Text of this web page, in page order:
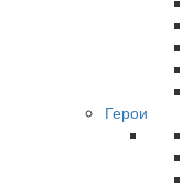
Герои